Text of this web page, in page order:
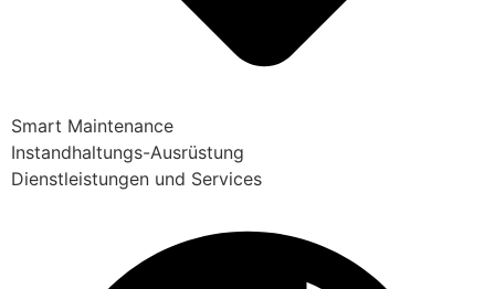
Smart Maintenance
Instandhaltungs-Ausrüstung
Dienstleistungen und Services